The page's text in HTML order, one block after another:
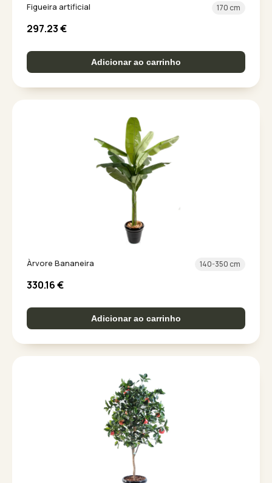
Figueira artificial 170 cm
297.23€
Adicionar ao carrinho
Àrvore Bananeira 140-350 cm
330.16€
Adicionar ao carrinho